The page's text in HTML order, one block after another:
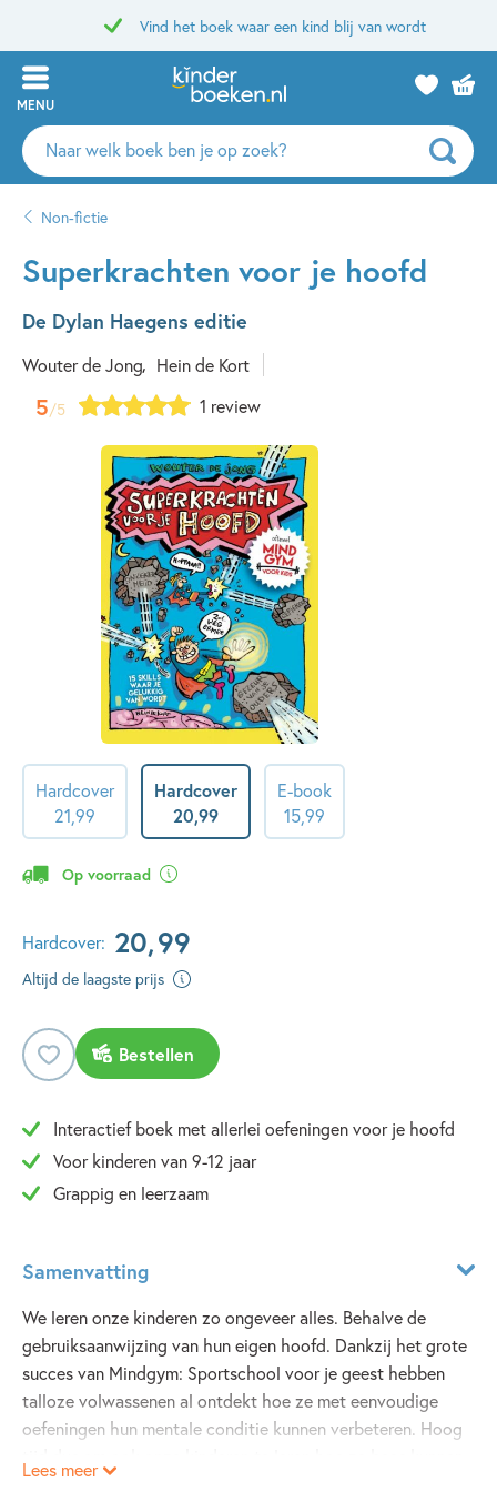
Vind het boek waar een kind blij van wordt
MENU
Zoeken
naar
auteurs
uitgevers
Non-fictie
Superkrachten voor je hoofd
De Dylan Haegens editie
Wouter de Jong Hein de Kort
5/5 1 review
Hardcover
21 99
Hardcover
20,99
E-book
1599
Op voorraad
Hardcover: 20,99
Altijd de laagste prijs
Bestellen
Interactief boek met allerlei oefeningen voor je hoofd
Voor kinderen van 9-12 jaar
Grappig en leerzaam
Samenvatting
We leren onze kinderen zo ongeveer alles. Behalve de
gebruiksaanwijzing van hun eigen hoofd. Dankzij het grote
succes van Mindgym: Sportschool voor je geest hebben
talloze volwassenen al ontdekt hoe ze met eenvoudige
oefeningen hun mentale conditie kunnen verbeteren. Hoog
worden in hun hoofd. Daarom heeft Wouter de Jong nu
Lees meer